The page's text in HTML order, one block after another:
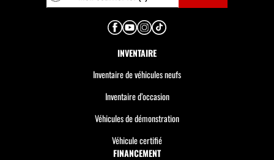
INVENTAIRE
Inventaire de véhicules neufs
Inventaire d’occasion
Véhicules de démonstration
Véhicule certifié
FINANCEMENT